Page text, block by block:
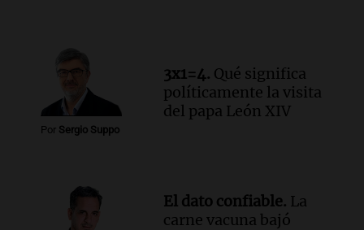
Por Sergio Suppo
3x1=4. Qué significa
políticamente la visita
del papa León XIV
El dato confiable. La
carne vacuna bajó